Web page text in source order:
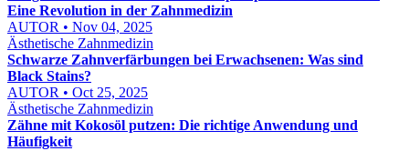
Eine Revolution in der Zahnmedizin
AUTOR • Nov 04, 2025
Ästhetische Zahnmedizin
Schwarze Zahnverfärbungen bei Erwachsenen: Was sind
Black Stains?
AUTOR • Oct 25, 2025
Ästhetische Zahnmedizin
Zähne mit Kokosöl putzen: Die richtige Anwendung und
Häufigkeit